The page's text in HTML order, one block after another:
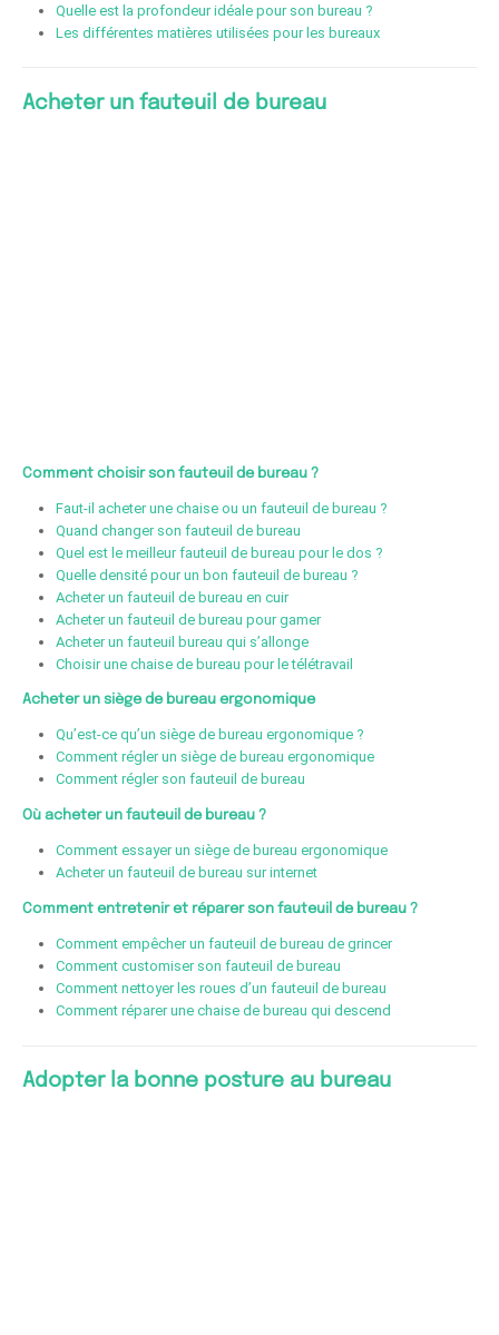
Quelle est la profondeur idéale pour son bureau ?
Les différentes matières utilisées pour les bureaux
Acheter un fauteuil de bureau
Comment choisir son fauteuil de bureau ?
Faut-il acheter une chaise ou un fauteuil de bureau ?
Quand changer son fauteuil de bureau
Quel est le meilleur fauteuil de bureau pour le dos ?
Quelle densité pour un bon fauteuil de bureau ?
Acheter un fauteuil de bureau en cuir
Acheter un fauteuil de bureau pour gamer
Acheter un fauteuil bureau qui s’allonge
Choisir une chaise de bureau pour le télétravail
Acheter un siège de bureau ergonomique
Qu’est-ce qu’un siège de bureau ergonomique ?
Comment régler un siège de bureau ergonomique
Comment régler son fauteuil de bureau
Où acheter un fauteuil de bureau ?
Comment essayer un siège de bureau ergonomique
Acheter un fauteuil de bureau sur internet
Comment entretenir et réparer son fauteuil de bureau ?
Comment empêcher un fauteuil de bureau de grincer
Comment customiser son fauteuil de bureau
Comment nettoyer les roues d’un fauteuil de bureau
Comment réparer une chaise de bureau qui descend
Adopter la bonne posture au bureau